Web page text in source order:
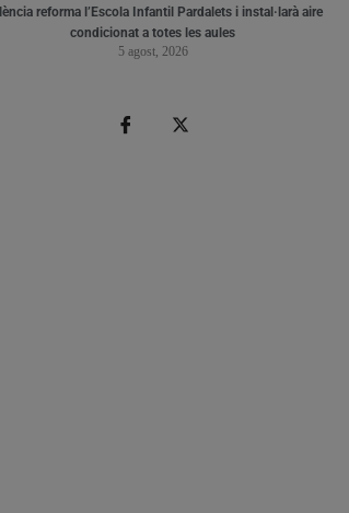
reforma l’Escola Infantil Pardalets i instal·larà aire
condicionat a totes les aules
5 agost, 2026